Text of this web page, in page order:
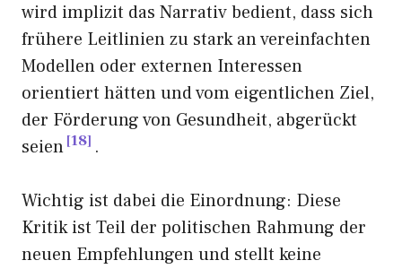
wird implizit das Narrativ bedient, dass sich
frühere Leitlinien zu stark an vereinfachten
Modellen oder externen Interessen
orientiert hätten und vom eigentlichen Ziel,
der Förderung von Gesundheit, abgerückt
seien 18 .
Wichtig ist dabei die Einordnung: Diese
Kritik ist Teil der politischen Rahmung der
neuen Empfehlungen und stellt keine